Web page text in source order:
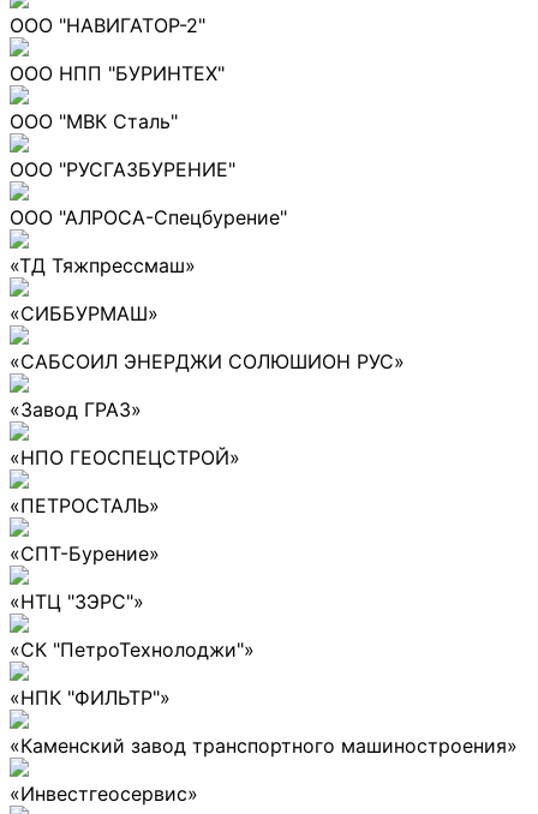
ООО "НАВИГАТОР-2"
ООО НПП "БУРИНТЕХ"
ООО "МВК Сталь"
ООО "РУСГАЗБУРЕНИЕ"
ООО "АЛРОСА-Спецбурение"
«ТД Тяжпрессмаш»
«СИББУРМАШ»
«САБСОИЛ ЭНЕРДЖИ СОЛЮШИОН РУС»
«Завод ГРАЗ»
«НПО ГЕОСПЕЦСТРОЙ»
«ПЕТРОСТАЛЬ»
«СПТ-Бурение»
«НТЦ "ЗЭРС"»
«СК "ПетроТехнолоджи"»
«НПК "ФИЛЬТР"»
«Каменский завод транспортного машиностроения»
«Инвестгеосервис»